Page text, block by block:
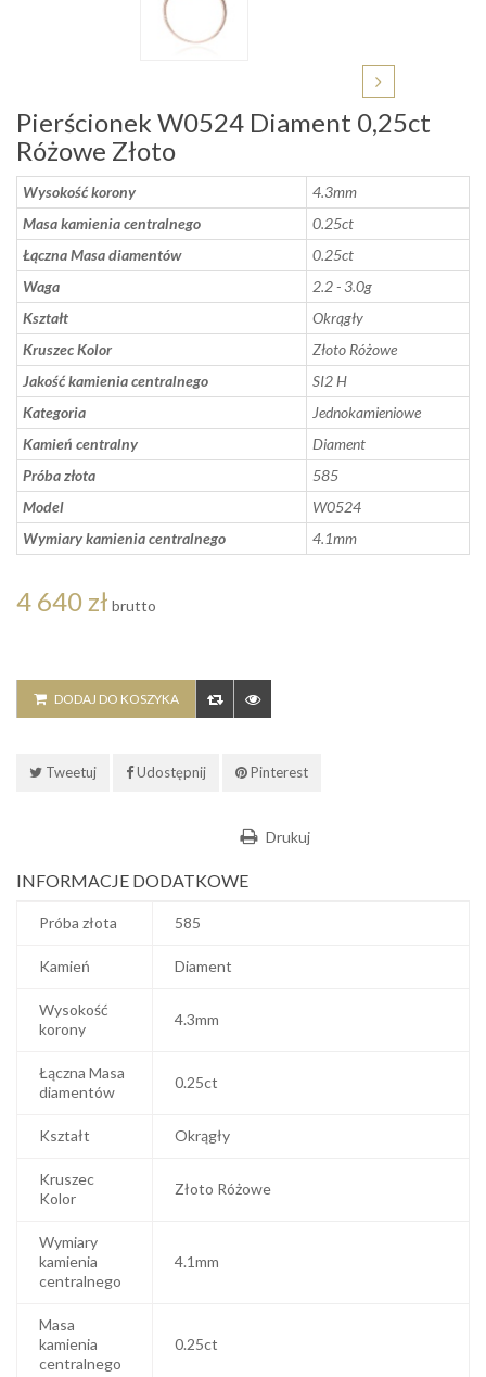
Pierścionek W0524 Diament 0,25ct
Różowe Złoto
Wysokość korony
4.3mm
Masa kamienia centralnego
0.25ct
Łączna Masa diamentów
0.25ct
Waga
2.2 - 3.0g
Kształt
Okrągły
Kruszec Kolor
Złoto Różowe
Jakość kamienia centralnego
SI2 H
Kategoria
Jednokamieniowe
Kamień centralny
Diament
Próba złota
585
Model
W0524
Wymiary kamienia centralnego
4.1mm
4 640 zł brutto
DODAJ DO KOSZYKA
Tweetuj Udostępnij Pinterest
Drukuj
INFORMACJE DODATKOWE
Próba złota 585
Kamień Diament
Wysokość
korony
4.3mm
Łączna Masa
diamentów
0.25ct
Kształt Okrągły
Kruszec
Kolor
Złoto Różowe
Wymiary
kamienia
centralnego
4.1mm
Masa
kamienia
centralnego
0.25ct